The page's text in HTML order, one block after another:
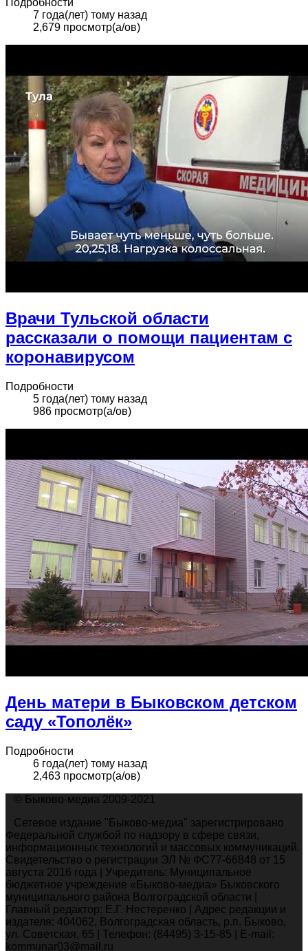
Подробности
7 года(лет) тому назад
2,679 просмотр(а/ов)
Врачи Тульской области
рассказали о помощи пациентам с
коронавирусом
Подробности
5 года(лет) тому назад
986 просмотр(а/ов)
День матери в Быковском детском
саду «Тополёк»
Подробности
6 года(лет) тому назад
2,463 просмотр(а/ов)
© Быково-медиа 2009-2021
Сетевое издание "Быково-медиа" зарегистрировано
Федеральной службой по надзору в сфере связи,
информационных технологий и массовых коммуникаций.
Свидетельство о регистрации ЭЛ № ФС77-66848 от 15
августа 2016 года | Учредитель: Муниципальное
бюджетное учреждение «Быково-медиа» Быковского
муниципального района Волгоградской области |
Главный редактор: Е.Г. Нестеренко | Адрес редакции и
издателя: 404062, Волгоградская область, р.п. Быково,
ул. Советская, 65 | Телефон: (84495) 3-15-85 | E-mail:
kommunar03@mail.ru